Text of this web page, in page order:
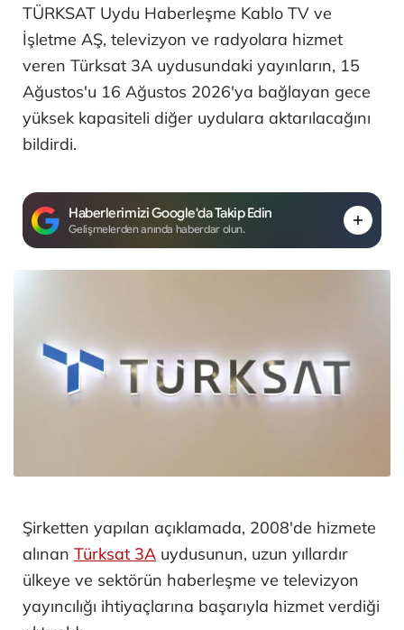
TÜRKSAT Uydu Haberleşme Kablo TV ve
İşletme AŞ, televizyon ve radyolara hizmet
veren Türksat 3A uydusundaki yayınların, 15
Ağustos'u 16 Ağustos 2026'ya bağlayan gece
yüksek kapasiteli diğer uydulara aktarılacağını
bildirdi.
Haberlerimizi Google'da Takip Edin
Gelişmelerden anında haberdar olun.
Şirketten yapılan açıklamada, 2008'de hizmete
alınan Türksat 3A uydusunun, uzun yıllardır
ülkeye ve sektörün haberleşme ve televizyon
yayıncılığı ihtiyaçlarına başarıyla hizmet verdiği